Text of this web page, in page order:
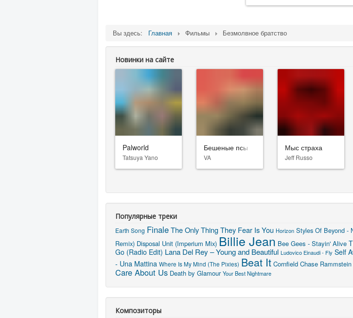
Вы здесь: Главная Фильмы Безмолвное братство
Новинки на сайте
Palworld
Tatsuya Yano
Бешеные псы
VA
Мыс страха
Jeff Russo
Популярные треки
Earth Song FinaleThe Only Thing They Fear Is You Horizon Styles Of Beyond -
Remix) Disposal Unit (Imperium Mix) Billie Jean Bee Gees - Stayin' Alive
Go (Radio Edit) Lana Del Rey – Young and Beautiful Ludovico Einaudi - Fly Self
- Una Mattina Where Is My Mind (The Pixies) Beat It Cornfield Chase
Care About Us Death by Glamour Your Best Nightmare
Композиторы